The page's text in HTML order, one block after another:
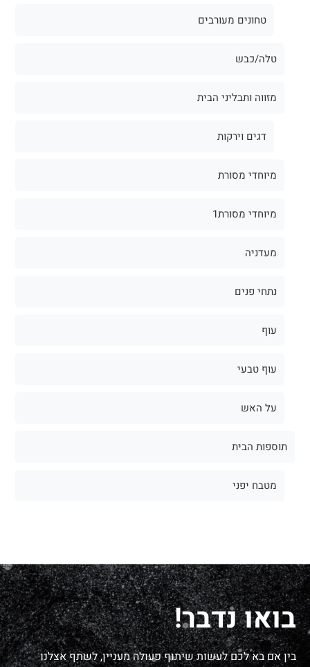
טחונים מעורבים
טלה/כבש
מזווה ותבליני הבית
דגים וירקות
מיוחדי מסורת
מיוחדי מסורת1
מעדניה
נתחי פנים
עוף
עוף טבעי
על האש
תוספות הבית
מטבח יפני
בואו נדבר!
בין אם בא לכם לעשות שיתוף פעולה מעניין, לשתף אצלנו